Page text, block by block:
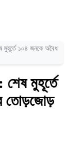
মুহূর্তে ১০৪ জনকে অবৈধ
শেষ মুহূর্তে
তোড়জোড়